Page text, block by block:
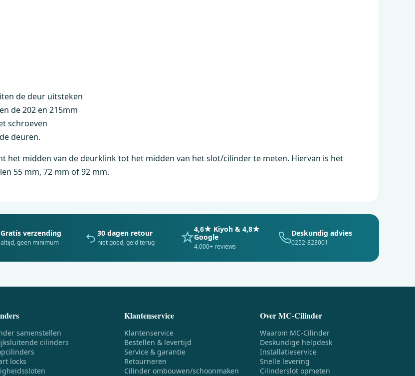
de deur uitsteken
de 202 en 215mm
schroeven
deuren.
het midden van de deurklink tot het midden van het slot/cilinder te meten. Hiervan is het
55 mm, 72 mm of 92 mm.
Gratis verzending
altijd, geen minimum
30 dagen retour
niet goed, geld terug
4,6★ Kiyoh & 4,8★
Google
4.000+ reviews
Deskundig advies
0252-823001
samenstellen
cilinders
locks
Klantenservice
Klantenservice
Bestellen & levertijd
Service & garantie
Retourneren
Cilinder ombouwen/schoonmaken
Over MC-Cilinder
Waarom MC-Cilinder
Deskundige helpdesk
Installatieservice
Snelle levering
Cilinderslot opmeten